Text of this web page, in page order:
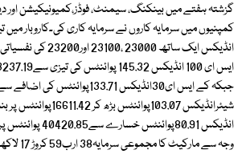
گزشتہ ہفتے میں بینکنگ، سیمنٹ، فوڈز،کمیونیکیشن اور
انڈیکس ایک ساتھ
انڈیکس